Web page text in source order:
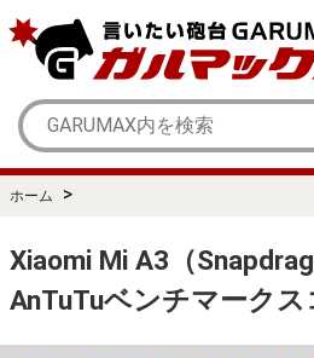
ホーム >
Xiaomi Mi A3（
AnTuTuベンチマークス